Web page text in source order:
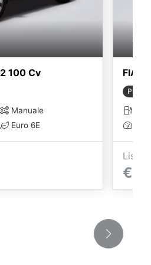
100 Cv
Manuale
Euro 6E
FIAT